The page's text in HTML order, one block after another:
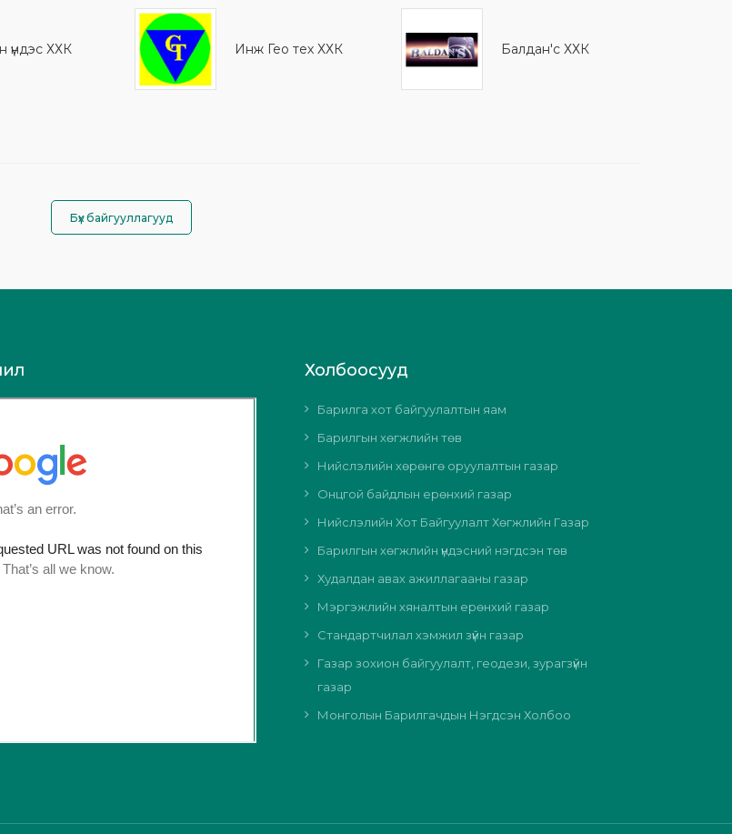
үндэс ХХК Инж Гео тех ХХК Балдан'с ХХК
Бүх байгууллагууд
Холбоосууд
Барилга хот байгуулалтын яам
Барилгын хөгжлийн төв
Нийслэлийн хөрөнгө оруулалтын газар
Онцгой байдлын ерөнхий газар
Нийслэлийн Хот Байгуулалт Хөгжлийн Газар
Барилгын хөгжлийн үндэсний нэгдсэн төв
Худалдан авах ажиллагааны газар
Мэргэжлийн хяналтын ерөнхий газар
Стандартчилал хэмжил зүйн газар
Газар зохион байгуулалт, геодези, зурагзүйн
газар
Монголын Барилгачдын Нэгдсэн Холбоо